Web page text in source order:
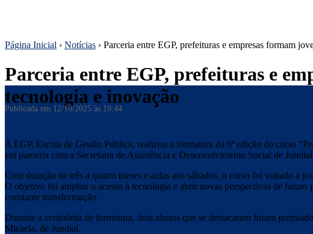
Página Inicial › Notícias › Parceria entre EGP, prefeituras e empresas formam
Parceria entre EGP, prefeituras e
tecnologia e inovação
Publicada em 12/10/2025 às 19:44
A EGP, Escola de Gestão Pública, realizou a formatura da 6ª edição do curso
em parceria com a Secretaria de Assistência e Desenvolvimento Social de
Com duração de três a quatro meses e aulas aos sábados, o curso foi voltado a
O objetivo foi ampliar o acesso à tecnologia e abrir novas perspectivas de
constante transformação.
Durante a cerimônia de formatura, dois alunos que se destacaram foram
Micaela, de Jundiaí.